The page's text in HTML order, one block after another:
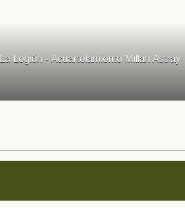
Legión - Acuartelamiento Millan Astray